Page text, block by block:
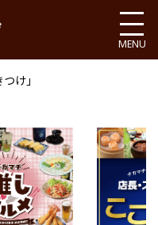
チカマチラウンジ
MENU